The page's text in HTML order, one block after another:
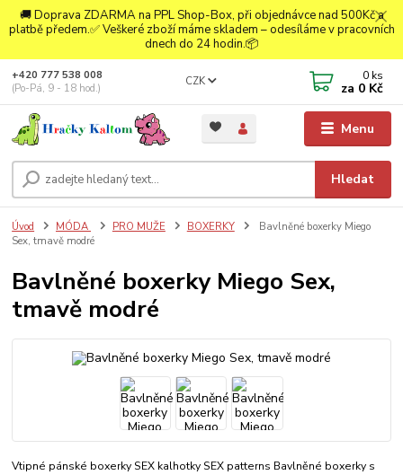
🚚 Doprava ZDARMA na PPL Shop-Box, při objednávce nad 500Kč a
platbě předem.✅ Veškeré zboží máme skladem – odesíláme v pracovních
dnech do 24 hodin.📦
Menu
CZK
Hledat
+420 777 538 008
(Po-Pá, 9 - 18 hod.)
0 ks
za 0 Kč
Úvod MÓDA PRO MUŽE BOXERKY
Bavlněné boxerky Miego
Sex, tmavě modré
Bavlněné boxerky Miego Sex,
tmavě modré
Vtipné pánské boxerky SEX kalhotky SEX patterns Bavlněné boxerky s